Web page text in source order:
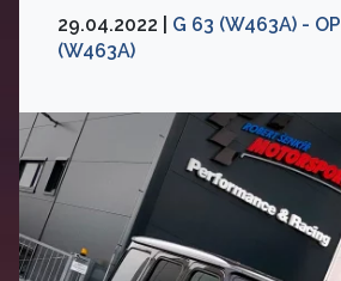
29.04.2022 | G 63 (W463A) -
(W463A)